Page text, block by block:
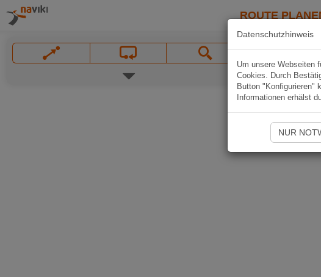
ROUTE
Datenschutzhinweis
Um unsere Webseiten
Cookies. Durch
Button "Konfigurieren"
Informationen erhälst
NUR